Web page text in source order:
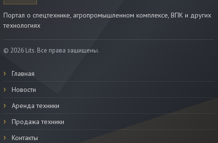
Портал о спецтехнике, агропромышленном комплексе, ВПК и других
технологиях
© 2026 Lits. Все права защищены.
Главная
Новости
Аренда техники
Продажа техники
Контакты